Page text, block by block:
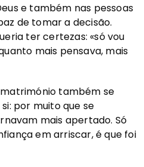
e também nas pessoas
de tomar a decisão.
ter certezas: «só vou
mais pensava, mais
também se
por muito que se
mais apertado. Só
em arriscar, é que foi